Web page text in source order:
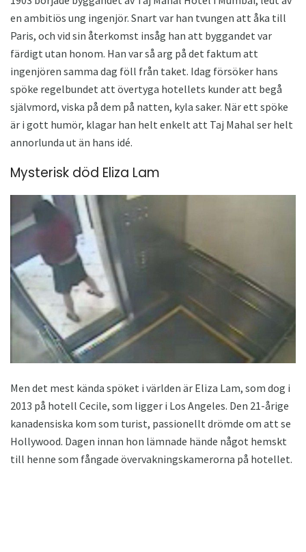
en ambitiös ung ingenjör. Snart var han tvungen att åka till
Paris, och vid sin återkomst insåg han att byggandet var
färdigt utan honom. Han var så arg på det faktum att
ingenjören samma dag föll från taket. Idag försöker hans
spöke regelbundet att övertyga hotellets kunder att begå
självmord, viska på dem på natten, kyla saker. När ett spöke
är i gott humör, klagar han helt enkelt att Taj Mahal ser helt
annorlunda ut än hans idé.
Mysterisk död Eliza Lam
Men det mest kända spöket i världen är Eliza Lam, som dog i
2013 på hotell Cecile, som ligger i Los Angeles. Den 21-årige
kanadensiska kom som turist, passionellt drömde om att se
Hollywood. Dagen innan hon lämnade hände något hemskt
till henne som fångade övervakningskamerorna på hotellet.